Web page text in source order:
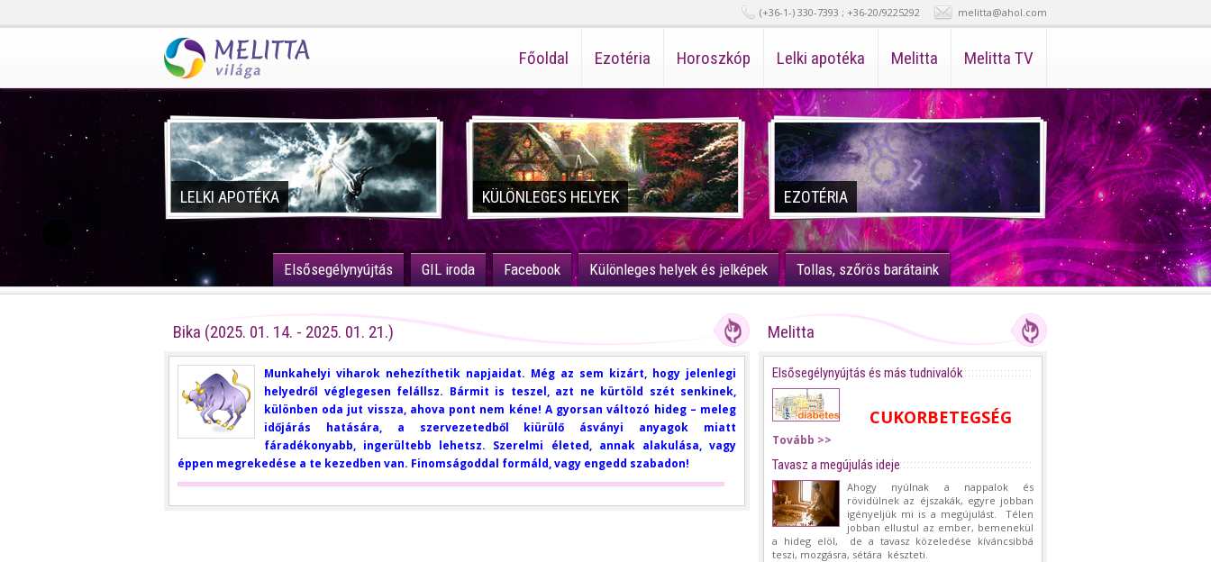
melitta@ahol.com
(+36-1-) 330-7393 ; +36-20/9225292
Főoldal Ezotéria Horoszkóp Lelki apotéka Melitta Melitta TV
LELKI APOTÉKA KÜLÖNLEGES HELYEK EZOTÉRIA
Elsősegélynyújtás GIL iroda Facebook Különleges helyek és jelképek Tollas, szőrös barátaink
Bika (2025. 01. 14. - 2025. 01. 21.)
Munkahelyi viharok nehezíthetik napjaidat. Még az sem kizárt, hogy jelenlegi
helyedről véglegesen felállsz. Bármit is teszel, azt ne kürtöld szét senkinek,
különben oda jut vissza, ahova pont nem kéne! A gyorsan változó hideg – meleg
időjárás hatására, a szervezetedből kiürülő ásványi anyagok miatt
fáradékonyabb, ingerültebb lehetsz. Szerelmi életed, annak alakulása, vagy
éppen megrekedése a te kezedben van. Finomságoddal formáld, vagy engedd szabadon!
Melitta
Elsősegélynyújtás és más tudnivalók
CUKORBETEGSÉG
Tovább >>
Tavasz a megújulás ideje
Ahogy nyúlnak a nappalok és
rövidülnek az éjszakák, egyre jobban
igényeljük mi is a megújulást. Télen
jobban ellustul az ember, bemenekül
a hideg elöl, de a tavasz közeledése kíváncsibbá
teszi, mozgásra, sétára készteti.